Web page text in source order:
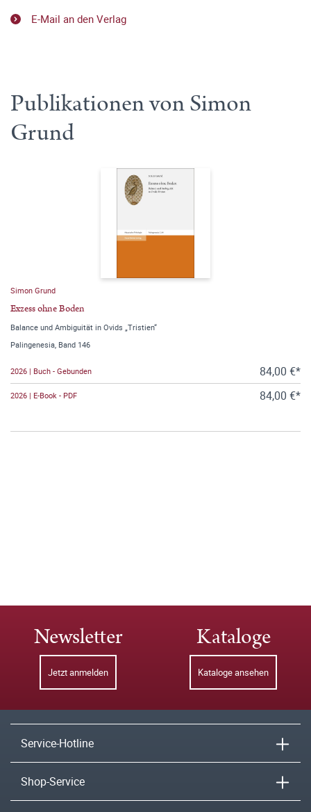
E-Mail an den Verlag
Publikationen von Simon
Grund
Simon Grund
Exzess ohne Boden
Balance und Ambiguität in Ovids „Tristien“
Palingenesia, Band 146
2026 | Buch - Gebunden 84,00 €*
2026 | E-Book - PDF 84,00 €*
Newsletter
Jetzt anmelden
Kataloge
Kataloge ansehen
Service-Hotline
Shop-Service